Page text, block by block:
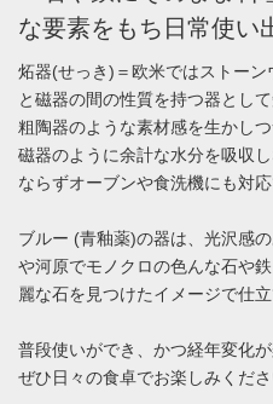
な要素をもち日常使い
炻器(せっき)＝欧米ではストー
と磁器の間の性質を持つ器として
粗陶器のような素材感を生かし
磁器のように余計な水分を吸収
ならずオーブンや食洗機にも対
ブルー (青釉薬)の器は、光沢感
や河原でモノクロの色んな石や
麗な石を見つけたイメージで仕立
普段使いができ、かつ経年変化が
ぜひ日々の食卓でお楽しみくださ